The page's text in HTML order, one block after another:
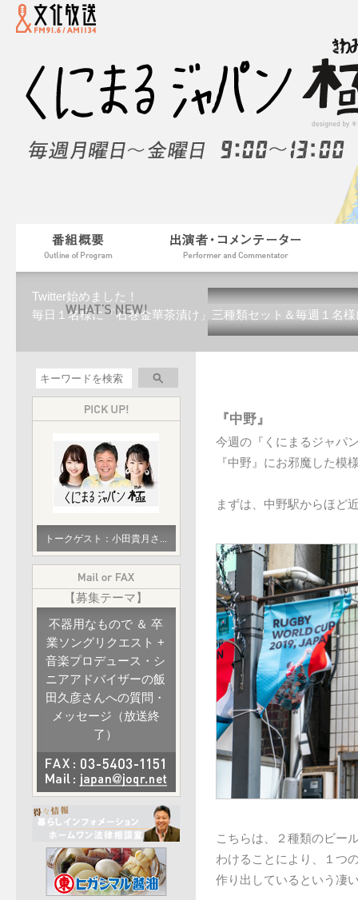
Twitter始めました！
毎日１名様に「石巻金華茶漬け」三種類セット＆毎週１名
『中野』
今週の『くにまるジャパ
『中野』にお邪魔した模
まずは、中野駅からほど
こちらは、２種類のビー
わけることにより、１つ
作り出しているという凄
トークゲスト：小田貴月さ...
【募集テーマ】
不器用なもので ＆ 卒
業ソングリクエスト +
音楽プロデュース・シ
ニアアドバイザーの飯
田久彦さんへの質問・
メッセージ（放送終
了）